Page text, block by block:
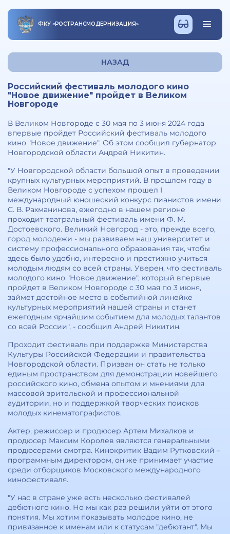
ФКУ «РОСТРАНСМОДЕРНИЗАЦИЯ»
НАЗАД
Российский фестиваль молодого кино
"Новое движение" пройдет в Великом
Новгороде
В Великом Новгороде с 30 мая по 3 июня 2024 года
впервые пройдет Российский фестиваль молодого
кино "Новое движение". Об этом сообщил губернатор
Новгородской области Андрей Никитин.
"У Новгородской области большой опыт в проведении
крупных культурных мероприятий. В прошлом году в
Великом Новгороде с успехом прошел I
международный юношеский конкурс пианистов имени
С. В. Рахманинова, ежегодно в нашем регионе
проходит театральный фестиваль имени Ф. М.
Достоевского. Великий Новгород - это, прежде всего,
город молодежи - мы развиваем наш университет и
систему профессионального образования так, чтобы
здесь было удобно, интересно и престижно учиться
молодым людям со всей страны. Уверен, что фестиваль
молодого кино "Новое движение", который впервые
пройдет в Великом Новгороде с 30 мая по 3 июня,
займет достойное место в событийной линейке
культурных мероприятий нашей страны и станет
ежегодным ярчайшим событием для молодых талантов
со всей России", - сообщил Андрей Никитин.
Проходит фестиваль при поддержке Министерства
Культуры Российской Федерации и правительства
Новгородской области. Призван он стать не только
единым пространством для демонстрации новейшего
российского кино, обмена опытом и мнениями для
массовой зрительской и профессиональной
аудитории, но и поддержкой творческих поисков
молодых кинематографистов.
Актер, режиссер и продюсер Артем Михалков и
продюсер Максим Королев являются генеральными
продюсерами смотра. Кинокритик Вадим Рутковский –
программным директором, он же принимает участие
среди отборщиков Московского международного
кинофестиваля.
"У нас в стране уже есть несколько фестивалей
дебютного кино. Но мы как раз решили уйти от этого
понятия. Мы хотим показывать молодое кино, не
привязанное к именам или к статусам "дебютант". Мы